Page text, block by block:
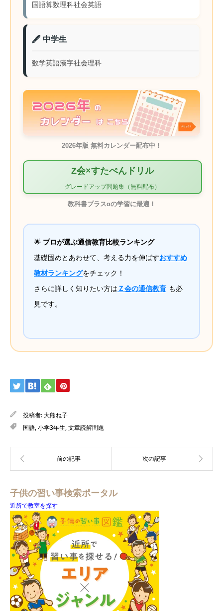
国語算数理科社会英語
🖋️ 中学生
数学英語漢字社会理科
2026年版 無料カレンダー配布中！
Z会×すたぺんドリル
グレードアップ問題集（無料配布）
教科書プラスαの学習に最適！
🌟 プロが選ぶ通信教育比較ランキング
基礎固めとあわせて、考える力を伸ばすおすすめ
教材ランキングをチェック！
さらに詳しく知りたい方は Ｚ会の通信教育 も必
見です。
投稿者:大熊ね子
国語,小学3年生,文章読解問題
子供の習い事検索ポータル
近所で教室を探す